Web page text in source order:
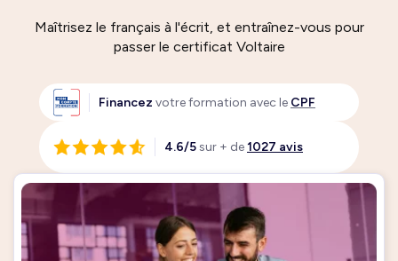
Maîtrisez le français à l'écrit, et entraînez-vous pour
passer le certificat Voltaire
Financez votre formation avec le CPF
4.6/5sur + de1027 avis